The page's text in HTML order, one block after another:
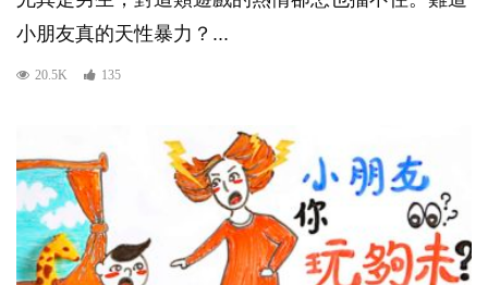
小朋友真的天性暴力？...
20.5K 135